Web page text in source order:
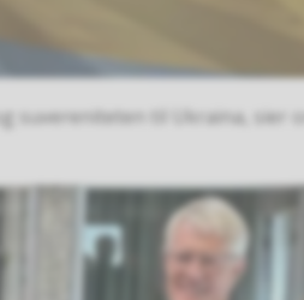
til Ukraina, sier